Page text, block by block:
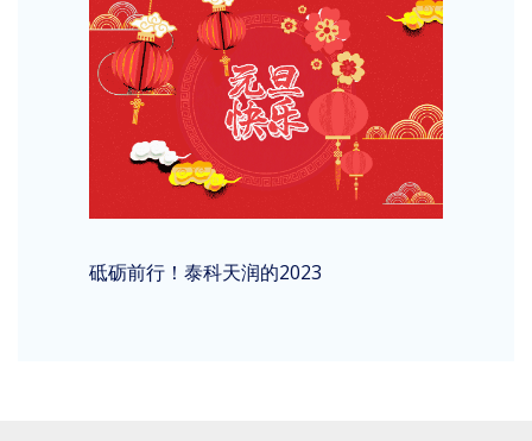
砥砺前行！泰科天润的2023